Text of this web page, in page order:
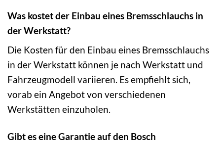
Was kostet der Einbau eines Bremsschlauchs in
der Werkstatt?
Die Kosten für den Einbau eines Bremsschlauchs
in der Werkstatt können je nach Werkstatt und
Fahrzeugmodell variieren. Es empfiehlt sich,
vorab ein Angebot von verschiedenen
Werkstätten einzuholen.
Gibt es eine Garantie auf den Bosch